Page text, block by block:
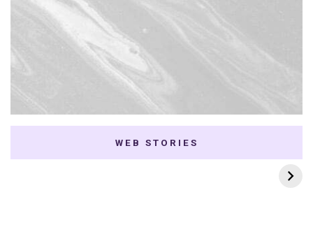
WEB STORIES
7 K-dramas Enemies
to Lovers
Thai Dramas com
First e Khaotung